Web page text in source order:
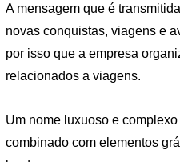
A mensagem que é
novas conquistas, viagens e
por isso que a empresa
relacionados a viagens.
Um nome luxuoso e
combinado com elementos